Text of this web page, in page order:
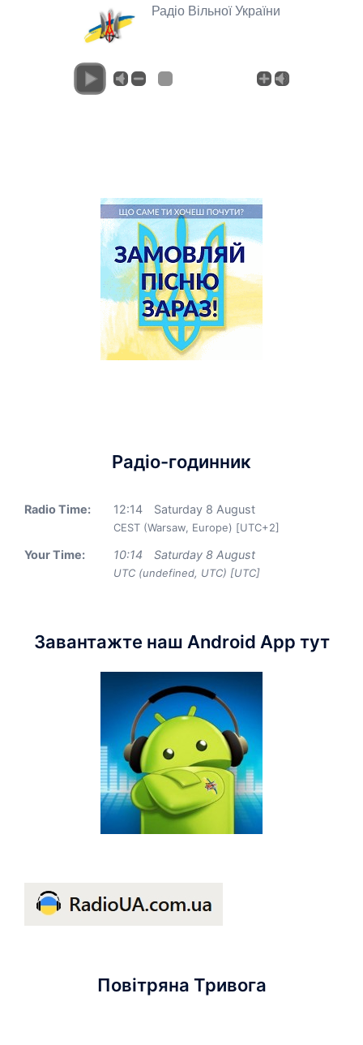
Радіо Вільної України
Радіо-годинник
Radio Time: 12:14 Saturday 8 August
CEST (Warsaw, Europe) [UTC+2]
Your Time: 10:14 Saturday 8 August
UTC (undefined, UTC) [UTC]
Завантажте наш Android App тут
Повітряна Тривога